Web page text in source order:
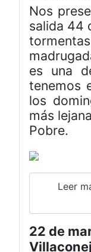
Nos
salida 44
es una
tenemos
los
más
Pobre.
Leer
22 de